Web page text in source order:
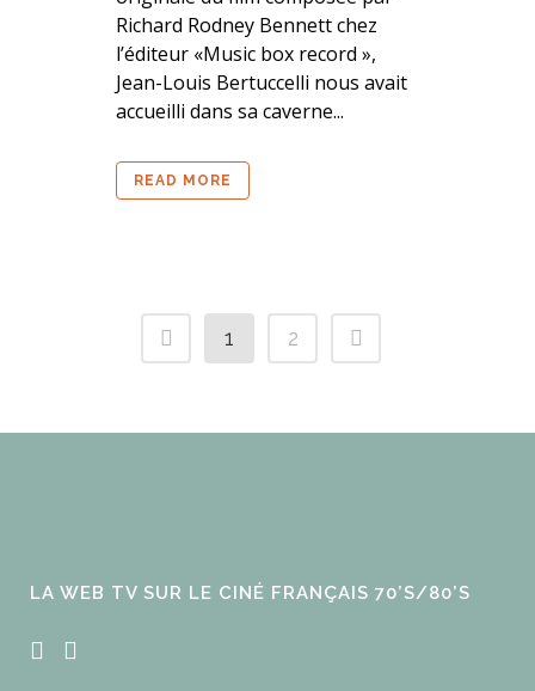
Richard Rodney Bennett chez
l’éditeur «Music box record »,
Jean-Louis Bertuccelli nous avait
accueilli dans sa caverne...
READ MORE
1 2
LA WEB TV SUR LE CINÉ FRANÇAIS 70’S/80’S